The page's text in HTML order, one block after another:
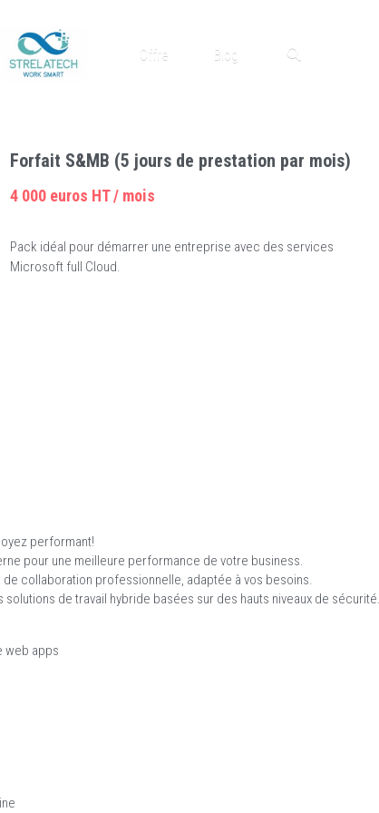
Offre Blog
Forfait S&MB (5 jours de prestation par mois)
4 000 euros HT / mois
Pack idéal pour démarrer une entreprise avec des services
Microsoft full Cloud.
performant!
pour une meilleure performance de votre business.
collaboration professionnelle, adaptée à vos besoins.
de travail hybride basées sur des hauts niveaux de sécurité.
web apps